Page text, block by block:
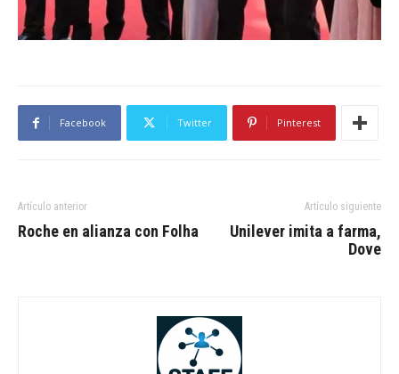
Facebook Twitter Pinterest
Artículo anterior
Roche en alianza con Folha
Artículo siguiente
Unilever imita a farma,
Dove